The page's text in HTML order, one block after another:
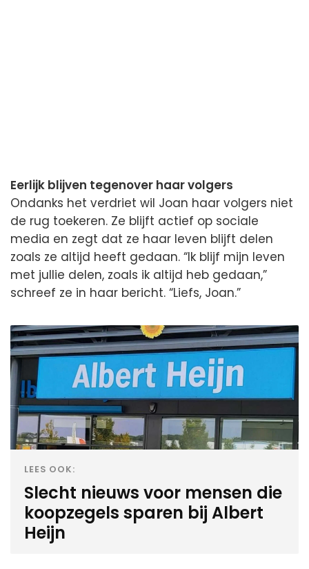
Eerlijk blijven tegenover haar volgers
Ondanks het verdriet wil Joan haar volgers niet
de rug toekeren. Ze blijft actief op sociale
media en zegt dat ze haar leven blijft delen
zoals ze altijd heeft gedaan. “Ik blijf mijn leven
met jullie delen, zoals ik altijd heb gedaan,”
schreef ze in haar bericht. “Liefs, Joan.”
LEES OOK:
Slecht nieuws voor mensen die
koopzegels sparen bij Albert
Heijn